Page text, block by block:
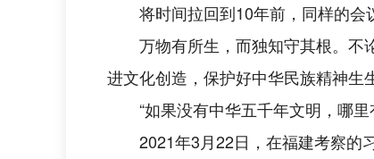
将时间拉回到10年前，同样的会
万物有所生，而独知守其根。不
进文化创造，保护好中华民族精神生
“如果没有中华五千年文明，哪
2021年3月22日，在福建考察的